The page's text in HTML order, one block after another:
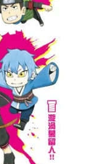
休閒 親子玩具
保養